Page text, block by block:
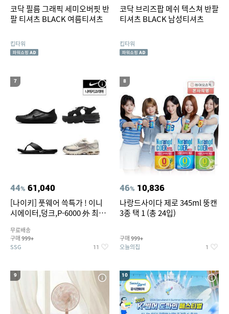
코닥 필름 그래픽 세미오버핏 반
팔 티셔츠 BLACK 여름티셔츠
킵타워
코닥 브리즈팝 메쉬 텍스쳐 반팔
티셔츠 BLACK 남성티셔츠
킵타워
7
44% 61,040
[나이키] 풋웨어 쓱특가 ! 이니
시에이터,덩크,P-6000 外 최대
무료배송
구매 999+
SSG 11
8
46% 10,836
나랑드사이다 제로 345ml 뚱캔
3종 택 1 (총 24입)
구매 999+
오늘의집 1
9 10